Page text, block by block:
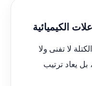
الكيميائية
لا تفنى ولا
بل يعاد ترتيب